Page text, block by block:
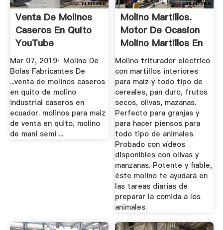
Venta De Molinos
Caseros En Quito
YouTube
Mar 07, 2019· Molino De
Bolas Fabricantes De
...venta de molinos caseros
en quito de molino
industrial caseros en
ecuador. molinos para maiz
de venta en quito, molino
de mani semi ...
Molino Martillos.
Motor De Ocasion
Molino Martillos En
...
Molino triturador eléctrico
con martillos interiores
para maíz y todo tipo de
cereales, pan duro, frutos
secos, olivas, mazanas.
Perfecto para granjas y
para hacer piensos para
todo tipo de animales.
Probado con vídeos
disponibles con olivas y
manzanas. Potente y fiable,
éste molino te ayudará en
las tareas diarias de
preparar la comida a los
animales.